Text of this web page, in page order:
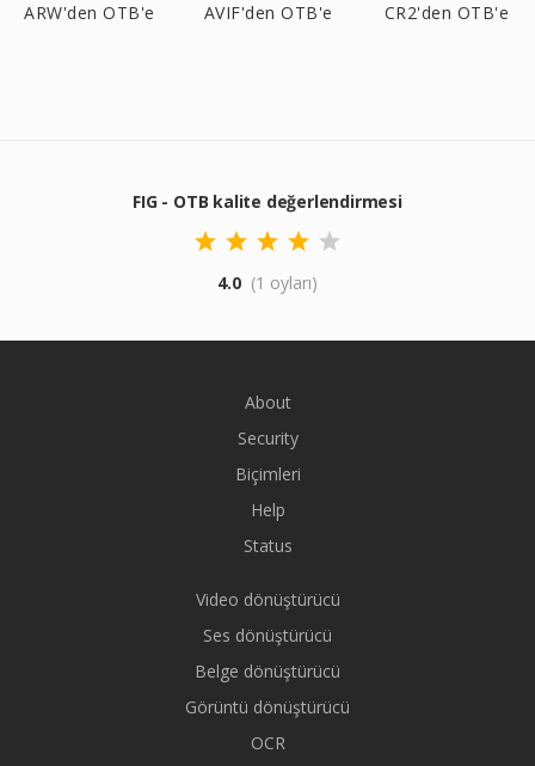
ARW'den OTB'e AVIF'den OTB'e CR2'den OTB'e
FIG - OTB kalite değerlendirmesi
4.0 (1 oyları)
About
Security
Biçimleri
Help
Status
Video dönüştürücü
Ses dönüştürücü
Belge dönüştürücü
Görüntü dönüştürücü
OCR